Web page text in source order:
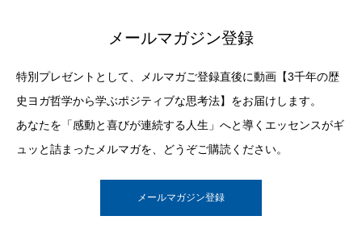
メールマガジン登録
特別プレゼントとして、メルマガご登録直後に動画【3千年の歴
史ヨガ哲学から学ぶポジティブな思考法】をお届けします。
あなたを「感動と喜びが連続する人生」へと導くエッセンスがギ
ュッと詰まったメルマガを、どうぞご購読ください。
メールマガジン登録